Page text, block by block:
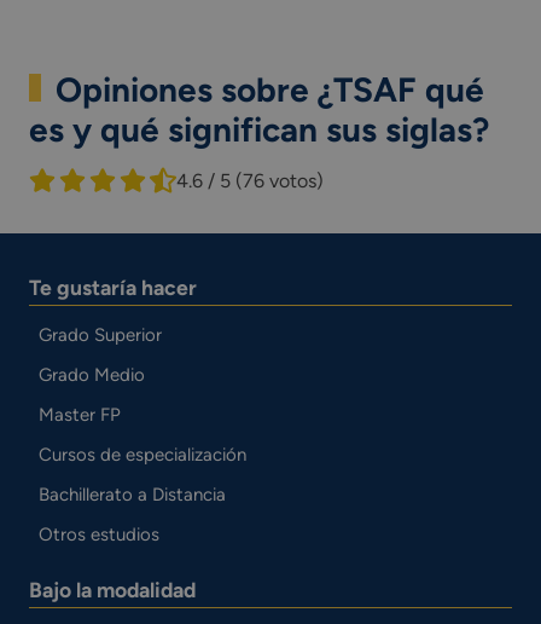
Opiniones sobre ¿TSAF qué
es y qué significan sus siglas?
4.6 / 5 (76 votos)
Te gustaría hacer
Grado Superior
Grado Medio
Master FP
Cursos de especialización
Bachillerato a Distancia
Otros estudios
Bajo la modalidad